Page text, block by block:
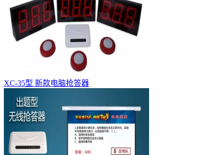
XC-35型 新款电脑抢答器